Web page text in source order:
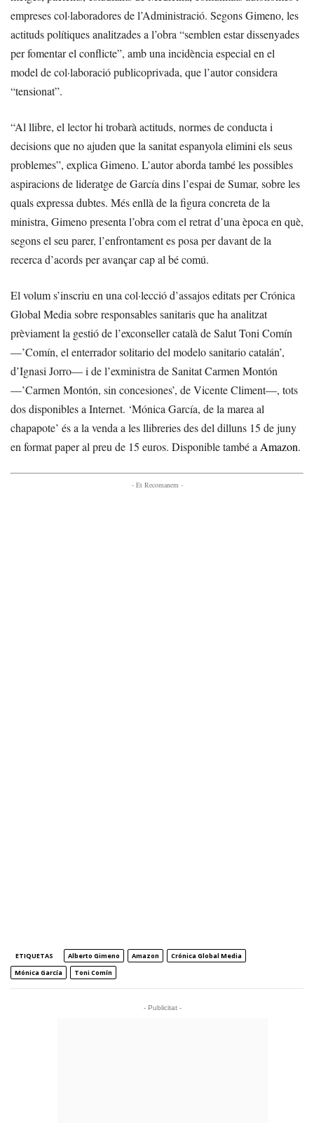
empreses col·laboradores de l’Administració. Segons Gimeno, les
actituds polítiques analitzades a l’obra “semblen estar dissenyades
per fomentar el conflicte”, amb una incidència especial en el
model de col·laboració publicoprivada, que l’autor considera
“tensionat”.
“Al llibre, el lector hi trobarà actituds, normes de conducta i
decisions que no ajuden que la sanitat espanyola elimini els seus
problemes”, explica Gimeno. L’autor aborda també les possibles
aspiracions de lideratge de García dins l’espai de Sumar, sobre les
quals expressa dubtes. Més enllà de la figura concreta de la
ministra, Gimeno presenta l’obra com el retrat d’una època en què,
segons el seu parer, l’enfrontament es posa per davant de la
recerca d’acords per avançar cap al bé comú.
El volum s’inscriu en una col·lecció d’assajos editats per Crónica
Global Media sobre responsables sanitaris que ha analitzat
prèviament la gestió de l’exconseller català de Salut Toni Comín
—’Comín, el enterrador solitario del modelo sanitario catalán’,
d’Ignasi Jorro— i de l’exministra de Sanitat Carmen Montón
—’Carmen Montón, sin concesiones’, de Vicente Climent—, tots
dos disponibles a Internet. ‘Mónica García, de la marea al
chapapote’ és a la venda a les llibreries des del dilluns 15 de juny
en format paper al preu de 15 euros. Disponible també aAmazon.
- Et Recomanem -
ETIQUETAS Alberto Gimeno Amazon
Crónica Global Media
Mónica García
Toni Comín
- Publicitat -